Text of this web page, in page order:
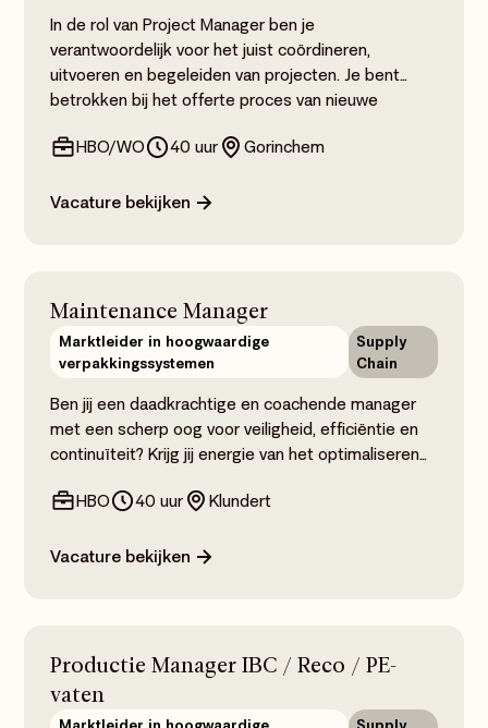
In de rol van Project Manager ben je
verantwoordelijk voor het juist coördineren,
uitvoeren en begeleiden van projecten. Je bent
betrokken bij het offerte proces van nieuwe
(project) netwerk waar mogelijk uit.
HBO/WO 40 uur Gorinchem
Vacature bekijken
Maintenance Manager
Marktleider in hoogwaardige
verpakkingssystemen
Supply
Chain
Ben jij een daadkrachtige en coachende manager
met een scherp oog voor veiligheid, efficiëntie en
continuïteit? Krijg jij energie van het optimaliseren
naar een hoger niveau tillen van je team? Dan is de
jouw carrière!
HBO 40 uur Klundert
Vacature bekijken
Productie Manager IBC / Reco / PE-
vaten